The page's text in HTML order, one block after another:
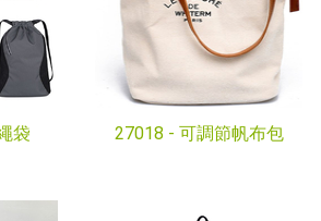
袋 27018 - 可調節帆布包